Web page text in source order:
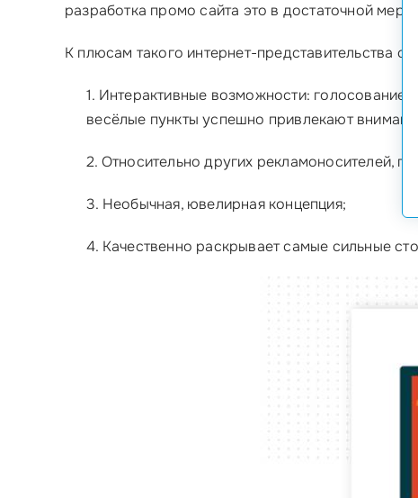
разработка промо сайта это в достаточной
К плюсам такого интернет-представительства
1. Интерактивные возможности:
весёлые пункты успешно привлекают
2. Относительно других рекламоносителей,
3. Необычная, ювелирная концепция;
4. Качественно раскрывает самые сильные